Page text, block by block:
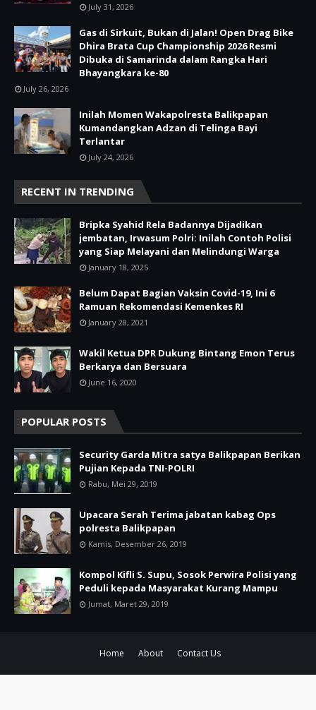
July 31, 2026
Gas di Sirkuit, Bukan di Jalan! Open Drag Bike
Dhira Brata Cup Championship 2026 Resmi
Dibuka di Samarinda dalam Rangka Hari
Bhayangkara ke-80
July 26, 2026
Inilah Momen Wakapolresta Balikpapan
Kumandangkan Adzan di Telinga Bayi
Terlantar
July 24, 2026
RECENT IN TRENDING
Bripka Syahid Rela Badannya Dijadikan
jembatan, Irwasum Polri: Inilah Contoh Polisi
yang Siap Melayani dan Melindungi Warga
January 18, 2025
Belum Dapat Bagian Vaksin Covid-19, Ini 6
Ramuan Rekomendasi Kemenkes RI
January 28, 2021
Wakil Ketua DPR Dukung Bintang Emon Terus
Berkarya dan Bersuara
June 16, 2020
POPULAR POSTS
Security Garda Mitra satya Balikpapan Berikan
Pujian Kepada TNI-POLRI
Rabu, Mei 29, 2019
Upacara Serah Terima jabatan kabag Ops
polresta Balikpapan
Kamis, Desember 26, 2019
Kompol Kifli S. Supu, Sosok Perwira Polisi yang
Peduli kepada Masyarakat Kurang Mampu
Jumat, Maret 29, 2019
Home About Contact Us